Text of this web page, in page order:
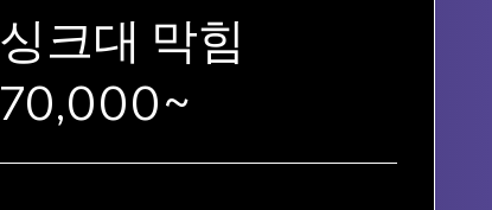
싱크대 막힘
70,000~